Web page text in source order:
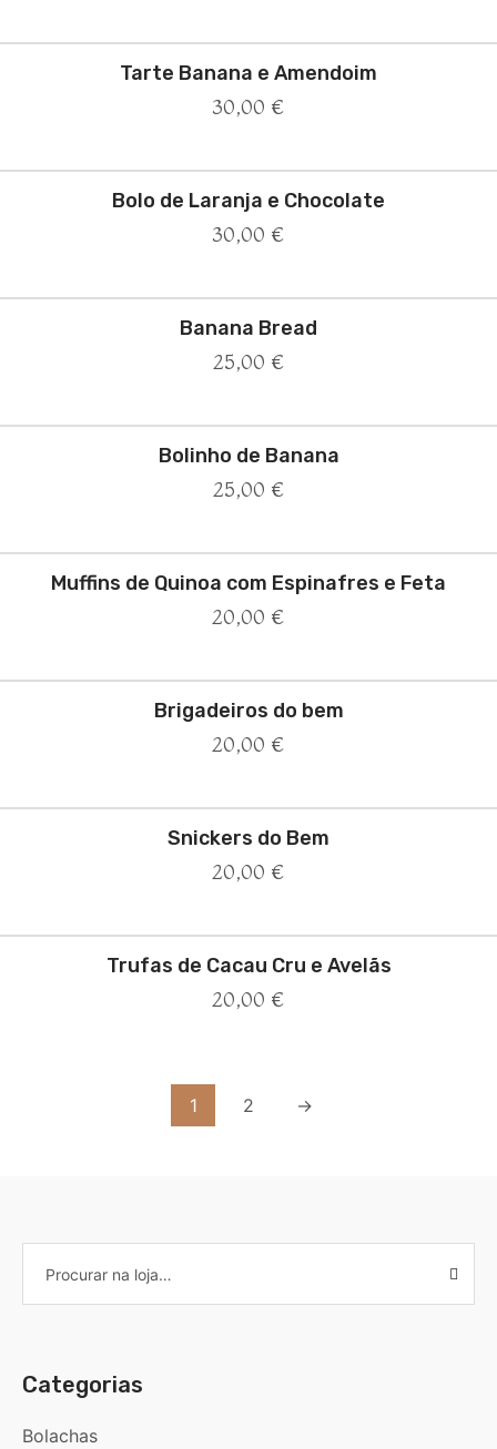
Tarte Banana e Amendoim
30,00 €
Bolo de Laranja e Chocolate
30,00 €
Banana Bread
25,00 €
Bolinho de Banana
25,00 €
Muffins de Quinoa com Espinafres e Feta
20,00 €
Brigadeiros do bem
20,00 €
Snickers do Bem
20,00 €
Trufas de Cacau Cru e Avelãs
20,00 €
1 2 →
Categorias
Bolachas